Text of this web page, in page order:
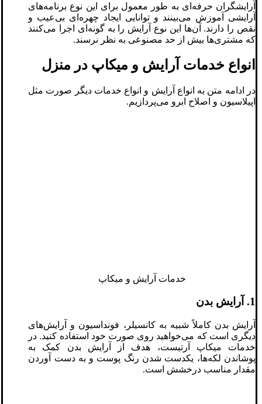
آرایشگران حرفه‌ای به طور معمول برای این نوع برنامه‌های
آرایشی آموزش می‌بینند و توانایی ایجاد چهره‌ای بی‌عیب‌ و
نقص را دارند. آن‌ها این نوع آرایش را به گونه‌ای اجرا می‌کنند
که مشتری‌ها بیش از حد مصنوعی به نظر نرسند.
انواع خدمات آرایش و میکاپ در منزل
در ادامه متن به انواع آرایش و انواع خدمات دیگر صورت مثل
اپیلاسیون و اصلاح ابرو می‌پردازیم.
خدمات آرایش و میکاپ
1. آرایش بدن
آرایش بدن کاملاً شبیه به کانسیلر، فونداسیون و آرایش‌های
دیگری است که می‌خواهید روی صورت خود استفاده کنید. در
خدمات میکاپ آرتیست، هدف از آرایش بدن کمک به
پوشاندن لکه‌ها، یکدست شدن رنگ پوست و به ‌دست ‌آوردن
مقدار مناسب درخشش است.